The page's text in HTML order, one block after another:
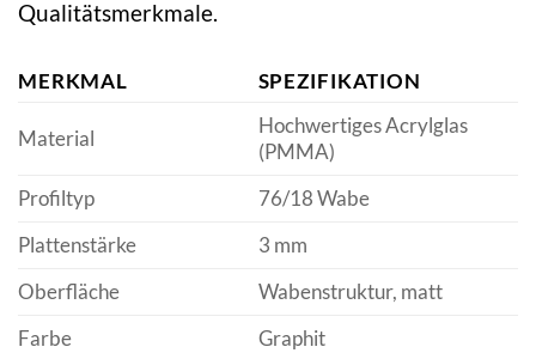
Qualitätsmerkmale.
MERKMAL SPEZIFIKATION
Material
Hochwertiges Acrylglas
(PMMA)
Profiltyp
76/18 Wabe
Plattenstärke
3 mm
Oberfläche
Wabenstruktur, matt
Farbe
Graphit